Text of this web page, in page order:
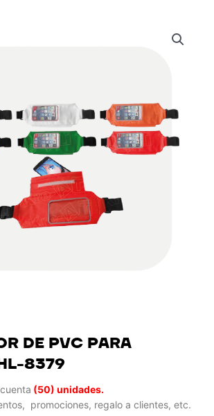
DE PVC PARA
8379
(50) unidades.
promociones, regalo a clientes, etc.